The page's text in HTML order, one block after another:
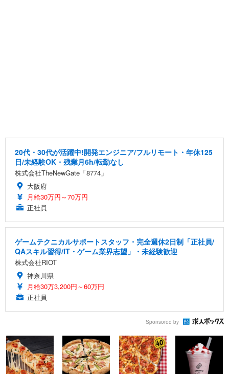
20代・30代が活躍中!開発エンジニア/フルリモート・年休125
日/未経験OK・残業月6h/転勤なし
株式会社TheNewGate「8774」
大阪府
月給30万円～70万円
正社員
ゲームテクニカルサポートスタッフ・完全週休2日制「正社員/
QAスキル習得/IT・ゲーム業界志望」・未経験歓迎
株式会社RIOT
神奈川県
月給30万3,200円～60万円
正社員
Sponsored by